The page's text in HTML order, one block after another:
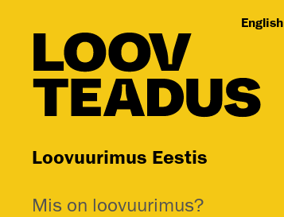
Loovuurimus Eestis
Mis on loovuurimus?
English